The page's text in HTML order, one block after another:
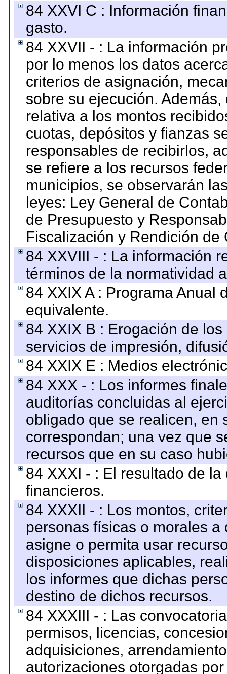
84 XXVI C : Información
gasto.
84 XXVII - : La información
por lo menos los datos
criterios de asignación,
sobre su ejecución.
relativa a los montos
cuotas, depósitos y fianzas
responsables de recibirlos,
se refiere a los recursos
municipios, se observarán
leyes: Ley General de
de Presupuesto y
Fiscalización y Rendición
84 XXVIII - : La información
términos de la normatividad
84 XXIX A : Programa Anual
equivalente.
84 XXIX B : Erogación de
servicios de impresión,
84 XXIX E : Medios
84 XXX - : Los informes
auditorías concluidas al
obligado que se realicen, en
correspondan; una vez que
recursos que en su caso
84 XXXI - : El resultado de
financieros.
84 XXXII - : Los montos,
personas físicas o morales
asigne o permita usar
disposiciones aplicables,
los informes que dichas
destino de dichos recursos.
84 XXXIII - : Las
permisos, licencias,
adquisiciones,
autorizaciones otorgadas